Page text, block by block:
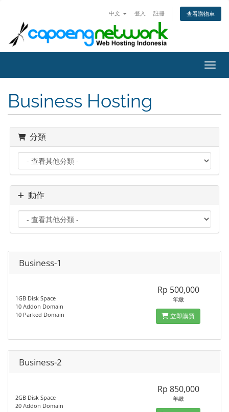
中文 登入 註冊 查看購物車
切換
Business Hosting
分類
動作
Business-1
1GB Disk Space
10 Addon Domain
10 Parked Domain
Rp 500,000
年繳
立即購買
Business-2
2GB Disk Space
20 Addon Domain
Rp 850,000
年繳